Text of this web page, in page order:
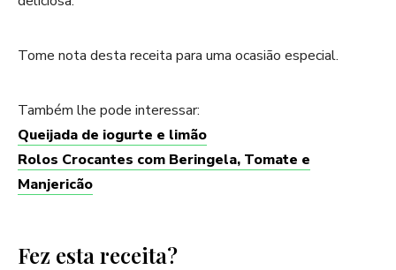
Tome nota desta receita para uma ocasião especial.
Também lhe pode interessar:
Queijada de iogurte e limão
Rolos Crocantes com Beringela, Tomate e
Manjericão
Fez esta receita?